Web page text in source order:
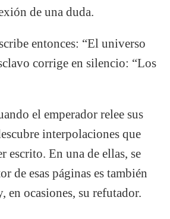
de una duda.
entonces: “El universo
corrige en silencio: “Los
el emperador relee sus
interpolaciones que
escrito. En una de ellas, se
de esas páginas es también
en ocasiones, su refutador.